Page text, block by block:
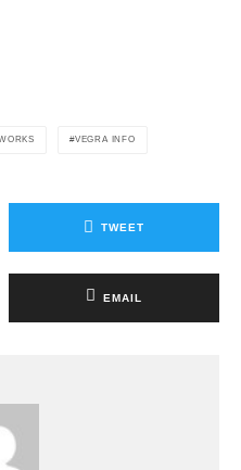
VEGRA INFO
TWEET
EMAIL